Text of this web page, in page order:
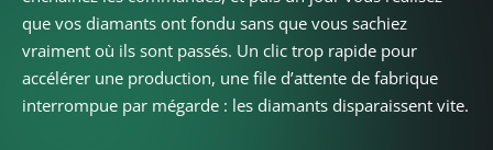
que vos diamants ont fondu sans que vous sachiez
vraiment où ils sont passés. Un clic trop rapide pour
accélérer une production, une file d’attente de fabrique
interrompue par mégarde : les diamants disparaissent vite.